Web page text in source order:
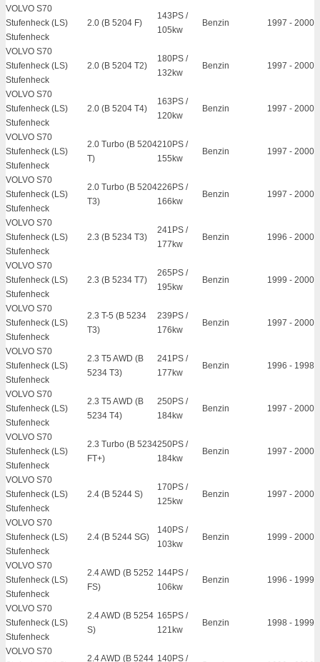
VOLVO S70
Stufenheck (LS)
Stufenheck
2.0 (B 5204 F)
143PS /
105kw
Benzin 1997 - 2000
VOLVO S70
Stufenheck (LS)
Stufenheck
2.0 (B 5204 T2)
180PS /
132kw
Benzin 1997 - 2000
VOLVO S70
Stufenheck (LS)
Stufenheck
2.0 (B 5204 T4)
163PS /
120kw
Benzin 1997 - 2000
VOLVO S70
Stufenheck (LS)
Stufenheck
2.0 Turbo (B 5204
T)
210PS /
155kw
Benzin 1997 - 2000
VOLVO S70
Stufenheck (LS)
Stufenheck
2.0 Turbo (B 5204
T3)
226PS /
166kw
Benzin 1997 - 2000
VOLVO S70
Stufenheck (LS)
Stufenheck
2.3 (B 5234 T3)
241PS /
177kw
Benzin 1996 - 2000
VOLVO S70
Stufenheck (LS)
Stufenheck
2.3 (B 5234 T7)
265PS /
195kw
Benzin 1999 - 2000
VOLVO S70
Stufenheck (LS)
Stufenheck
2.3 T-5 (B 5234
T3)
239PS /
176kw
Benzin 1997 - 2000
VOLVO S70
Stufenheck (LS)
Stufenheck
2.3 T5 AWD (B
5234 T3)
241PS /
177kw
Benzin 1996 - 1998
VOLVO S70
Stufenheck (LS)
Stufenheck
2.3 T5 AWD (B
5234 T4)
250PS /
184kw
Benzin 1997 - 2000
VOLVO S70
Stufenheck (LS)
Stufenheck
2.3 Turbo (B 5234
FT+)
250PS /
184kw
Benzin 1997 - 2000
VOLVO S70
Stufenheck (LS)
Stufenheck
2.4 (B 5244 S)
170PS /
125kw
Benzin 1997 - 2000
VOLVO S70
Stufenheck (LS)
Stufenheck
2.4 (B 5244 SG)
140PS /
103kw
Benzin 1999 - 2000
VOLVO S70
Stufenheck (LS)
Stufenheck
2.4 AWD (B 5252
FS)
144PS /
106kw
Benzin 1996 - 1999
VOLVO S70
Stufenheck (LS)
Stufenheck
2.4 AWD (B 5254
S)
165PS /
121kw
Benzin 1998 - 1999
VOLVO S70
2.4 AWD (B 5244 140PS /